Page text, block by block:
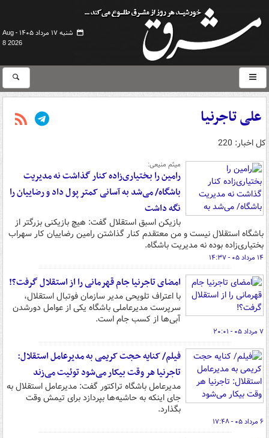
شنبه ۱۷ مرداد ۱۴۰۵ -
Aug
8 2026
علی تاجرنیا
کل اخبار: 220
میثم منیعی:
رامین را بختیاری‌زاده کنار گذاشت نه مدیریت
باشگاه/ می‌شد به آسانی کمتر پول داد و رضاییان را
نگه داشت
بازیکن اسبق استقلال گفت: هیچ بازیکنی بزرگتر از
باشگاه استقلال نیست و من معتقدم کنار گذاشتن رامین رضاییان کار سهراب
بختیاری‌زاده بوده نه مدیریت باشگاه.
۱۴ مرداد ۰۵ - ۱۴:۳۷
امضای تاجرنیا جام قهرمانی را از استقلال گرفت؟!
با اعتراف تلویحی مدیر سازمان فوتبال استقلال،
سرپرست مدیرعاملی باشگاه یکی از عوامل دورشدن
آبی‌ها از کسب جام است.
۷ مرداد ۰۵ - ۲۰:۰۱
فیلم/ کنایه حجت کریمی به مدیرعامل استقلال:
تاجرنیا هر وقت بیکار می‌شود توئیت می‌زند
مدیرعامل باشگاه تراکتور گفت: مدیرعامل استقلال به
جای اینکه به حاشیه‌ها بپردازد برای تیمش وقت
بگذارد.
۶ مرداد ۰۵ - ۱۷:۴۸